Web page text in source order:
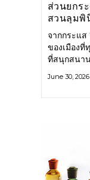
ส่วนยกร
สวนลุมพิ
จากกระแส
ของเมืองที่
ที่สนุกสนา
กระจายไ
June 30, 2026